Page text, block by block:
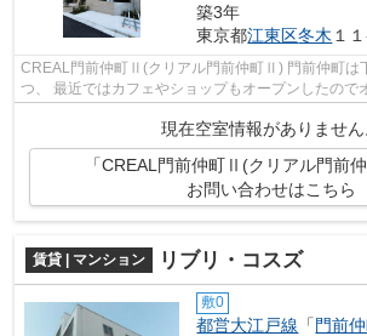
築3年
東京都江東区冬木 １
CREAL門前仲町Ⅱ(クリアル門前仲町Ⅱ) 門前仲町は下町の雰囲気を持ちつ
つ、 最近ではカフェやショップもオープンしたので
現在空室情報がありません
「CREAL門前仲町Ⅱ(クリアル門前
お問い合わせはこちら
賃貸 | マンション リブリ・コスズ
敷0
都営大江戸線 「門前